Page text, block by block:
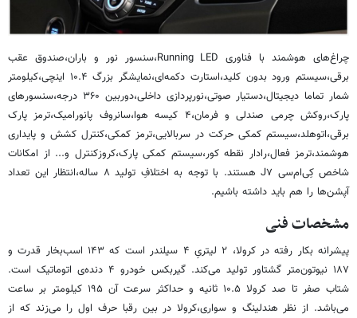
چراغ‌های هوشمند با فناوری Running LED،سنسور نور و باران،صندوق عقب
برقی،سیستم ورود بدون کلید،استارت دکمه‌ای،نمایشگر بزرگ ۱۰.۴ اینچی،کیلومتر
شمار تماما دیجیتال،دستیار صوتی،نورپردازی داخلی،دوربین ۳۶۰ درجه،سنسورهای
پارک،روکش‌ چرمی صندلی و فرمان،۴ کیسه هوا،سانروف پانورامیک،ترمز پارک
برقی،اتوهلد،سیستم کمکی حرکت در سربالایی،ترمز کمکی،کنترل کشش و پایداری
هوشمند،ترمز فعال،رادار نقطه کور،سیستم کمکی پارک،کروزکنترل و... از امکانات
شاخص کِی‌ام‌سی J۷ هستند. با توجه به اختلافِ تولید ۸ ساله،انتظار این تعداد
آپشن‌ها را هم باید داشته‌ باشیم.
مشخصات فنی
پیشرانه‌ بکار رفته در کرولا، ۲ لیتریِ ۴ سیلندر است که ۱۴۳ اسب‌بخار قدرت و
۱۸۷ نیوتون‌متر گشتاور تولید می‌کند. گیربکس خودرو ۴ دنده‌ی اتوماتیک است.
شتاب صفر تا صد کرولا ۱۰.۵ ثانیه و حداکثر سرعت آن ۱۹۵ کیلومتر بر ساعت
می‌باشد. از نظر هندلینگ و سواری،کرولا در بین رقبا حرف اول را می‌زند که از